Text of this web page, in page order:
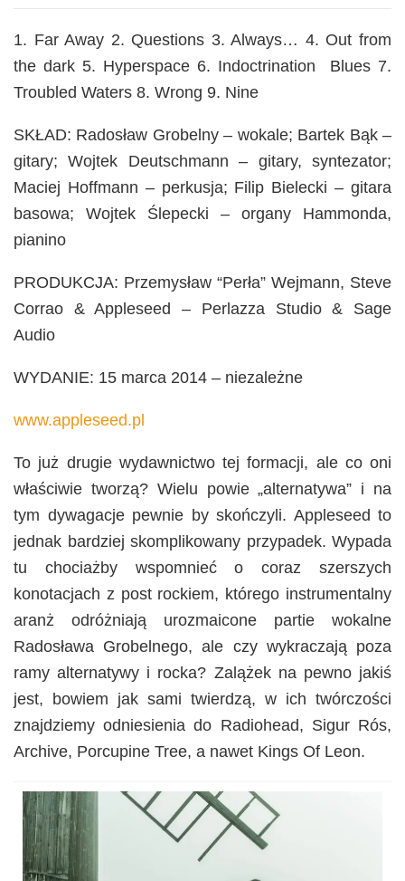
1. Far Away 2. Questions 3. Always… 4. Out from
the dark 5. Hyperspace 6. Indoctrination Blues 7.
Troubled Waters 8. Wrong 9. Nine
SKŁAD: Radosław Grobelny – wokale; Bartek Bąk –
gitary; Wojtek Deutschmann – gitary, syntezator;
Maciej Hoffmann – perkusja; Filip Bielecki – gitara
basowa; Wojtek Ślepecki – organy Hammonda,
pianino
PRODUKCJA: Przemysław “Perła” Wejmann, Steve
Corrao & Appleseed – Perlazza Studio & Sage
Audio
WYDANIE: 15 marca 2014 – niezależne
www.appleseed.pl
To już drugie wydawnictwo tej formacji, ale co oni
właściwie tworzą? Wielu powie „alternatywa” i na
tym dywagacje pewnie by skończyli. Appleseed to
jednak bardziej skomplikowany przypadek. Wypada
tu chociażby wspomnieć o coraz szerszych
konotacjach z post rockiem, którego instrumentalny
aranż odróżniają urozmaicone partie wokalne
Radosława Grobelnego, ale czy wykraczają poza
ramy alternatywy i rocka? Zalążek na pewno jakiś
jest, bowiem jak sami twierdzą, w ich twórczości
znajdziemy odniesienia do Radiohead, Sigur Rós,
Archive, Porcupine Tree, a nawet Kings Of Leon.